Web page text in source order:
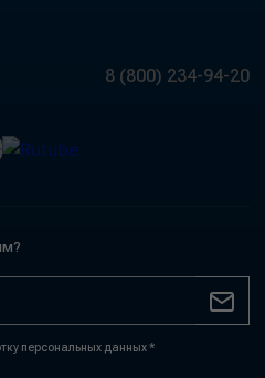
8 (800) 234-94-20
персональных данных *